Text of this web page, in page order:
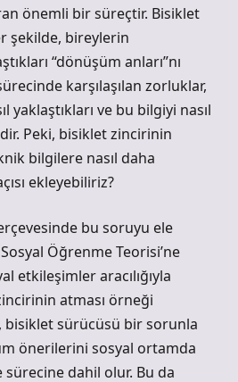
önemli bir süreçtir. Bisiklet
şekilde, bireylerin
“dönüşüm anları”nı
karşılaşılan zorluklar,
yaklaştıkları ve bu bilgiyi nasıl
Peki, bisiklet zincirinin
bilgilere nasıl daha
ekleyebiliriz?
bu soruyu ele
Öğrenme Teorisi’ne
etkileşimler aracılığıyla
atması örneği
bisiklet sürücüsü bir sorunla
önerilerini sosyal ortamda
dahil olur. Bu da